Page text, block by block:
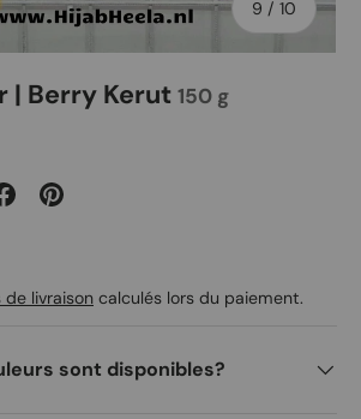
9 / de
10
| Berry Kerut 150 g
de livraison calculés lors du paiement.
sont disponibles?